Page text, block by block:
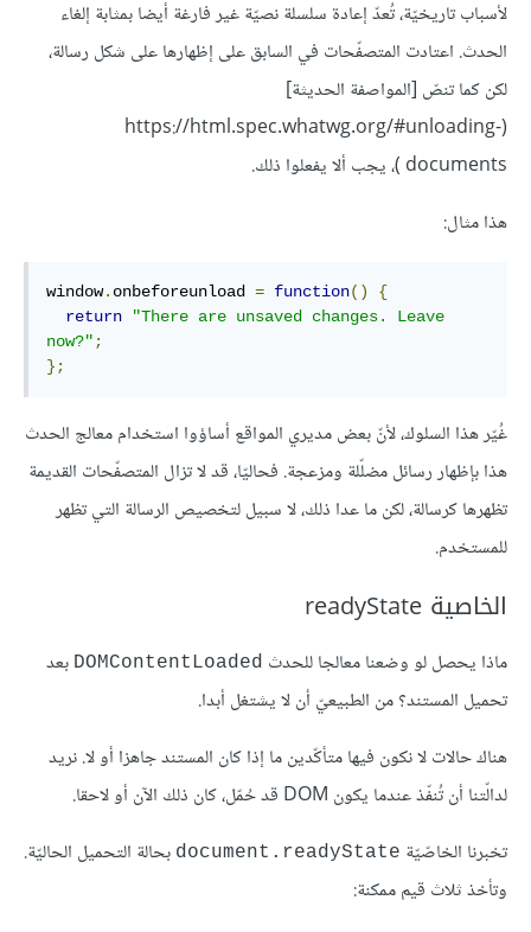
لأسباب تاريخيّة، تُعدّ إعادة سلسلة نصيّة غير فارغة أيضا بمثابة إلغاء
الحدث. اعتادت المتصفّحات في السابق على إظهارها على شكل رسالة،
لكن كما تنصّ [المواصفة الحديثة]
(https://html.spec.whatwg.org/#unloading-
documents )، يجب ألا يفعلوا ذلك.
هذا مثال:
window. onbeforeunload = function()
{
return
"There are unsaved changes. Leave
now?" ;
};
غُيّر هذا السلوك، لأنّ بعض مديري المواقع أساؤوا استخدام معالج الحدث
هذا بإظهار رسائل مضلّلة ومزعجة. فحاليّا، قد لا تزال المتصفّحات القديمة
تظهرها كرسالة، لكن ما عدا ذلك، لا سبيل لتخصيص الرسالة التي تظهر
للمستخدم.
الخاصية readyState
ماذا يحصل لو وضعنا معالجا للحدث DOMContentLoaded بعد
تحميل المستند؟ من الطبيعيّ أن لا يشتغل أبدا.
هناك حالات لا نكون فيها متأكّدين ما إذا كان المستند جاهزا أو لا. نريد
لدالّتنا أن تُنفّذ عندما يكون DOM قد حُمّل، كان ذلك الآن أو لاحقا.
تخبرنا الخاصّيّة document.readyState بحالة التحميل الحاليّة.
وتأخذ ثلاث قيم ممكنة: